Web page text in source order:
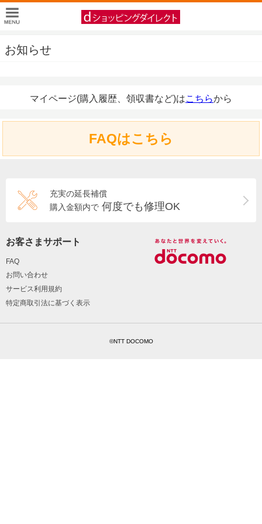
お知らせ
マイページ(購入履歴、領収書など)はこちらから
FAQはこちら
充実の延長補償
購入金額内で 何度でも修理OK
お客さまサポート
FAQ
お問い合わせ
サービス利用規約
特定商取引法に基づく表示
©NTT DOCOMO